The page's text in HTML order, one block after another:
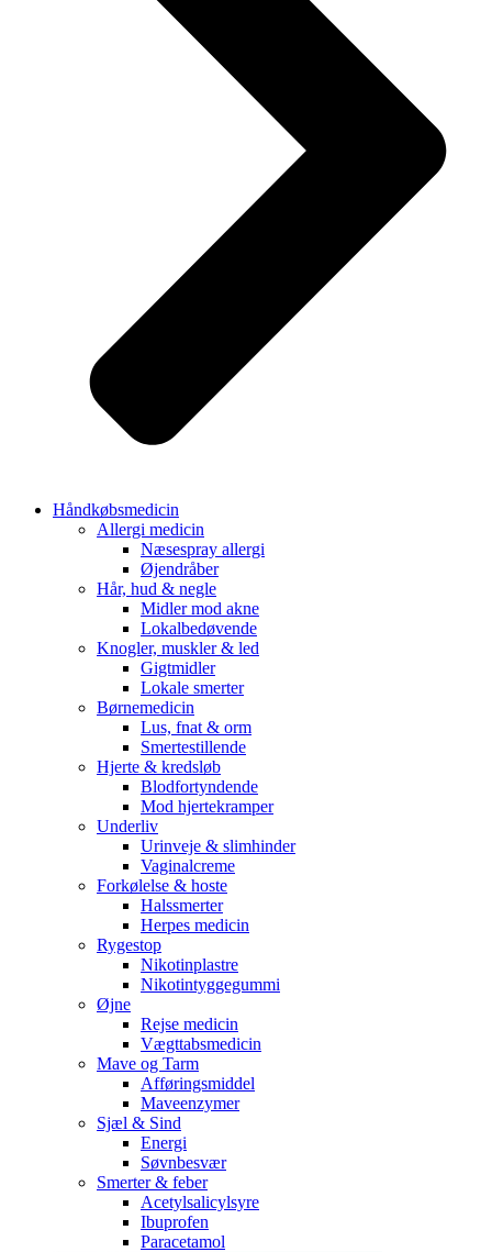
Håndkøbsmedicin
Allergi medicin
Næsespray allergi
Øjendråber
Hår, hud & negle
Midler mod akne
Lokalbedøvende
Knogler, muskler & led
Gigtmidler
Lokale smerter
Børnemedicin
Lus, fnat & orm
Smertestillende
Hjerte & kredsløb
Blodfortyndende
Mod hjertekramper
Underliv
Urinveje & slimhinder
Vaginalcreme
Forkølelse & hoste
Halssmerter
Herpes medicin
Rygestop
Nikotinplastre
Nikotintyggegummi
Øjne
Rejse medicin
Vægttabsmedicin
Mave og Tarm
Afføringsmiddel
Maveenzymer
Sjæl & Sind
Energi
Søvnbesvær
Smerter & feber
Acetylsalicylsyre
Ibuprofen
Paracetamol